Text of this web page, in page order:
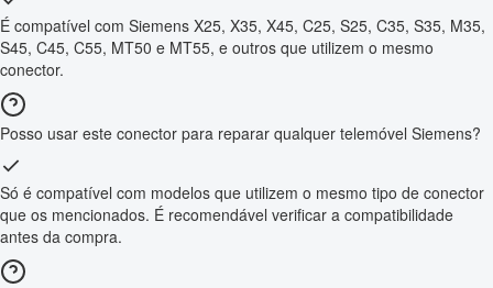
É compatível com Siemens X25, X35, X45, C25, S25, C35, S35, M35,
S45, C45, C55, MT50 e MT55, e outros que utilizem o mesmo
conector.
Posso usar este conector para reparar qualquer telemóvel Siemens?
Só é compatível com modelos que utilizem o mesmo tipo de conector
que os mencionados. É recomendável verificar a compatibilidade
antes da compra.